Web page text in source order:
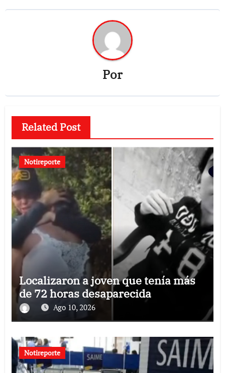
Por
Related Post
Notireporte
Localizaron a joven que tenía más
de 72 horas desaparecida
Ago 10, 2026
Notireporte